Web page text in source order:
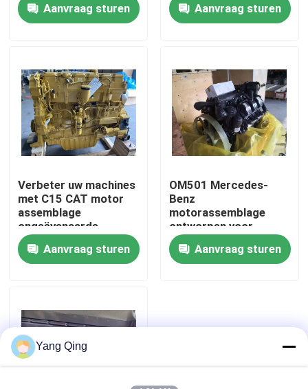
Ongeveer ons
Fabrieksreis
Contacteer ons
Verzoek om een Citaat
Tweedehands vrachtwagenkranen
Aanvraag sturen
Aanvraag sturen
Verbeter uw machines
met C15 CAT motor
assemblage
ongeëvenaarde
prestaties en
duurzaamheid
Aanvraag sturen
OM501 Mercedes-
Benz
motorassemblage
ontworpen voor
superieure prestaties
Aanvraag sturen
Yang Qing